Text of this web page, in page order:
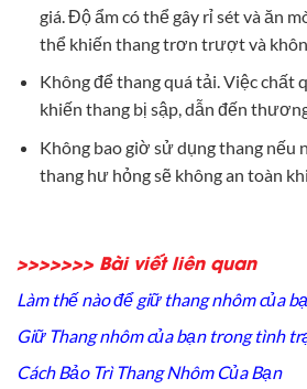
giá. Độ ẩm có thể gây rỉ sét và ăn
thể khiến thang trơn trượt và
Không để thang quá tải. Việc chất
khiến thang bị sập, dẫn đến
Không bao giờ sử dụng thang nếu
thang hư hỏng sẽ không an toàn
>>>>>>> Bài viết liên quan
Làm thế nào để giữ thang nhôm của
Giữ Thang nhôm của bạn trong tình
Cách Bảo Trì Thang Nhôm Của Bạn